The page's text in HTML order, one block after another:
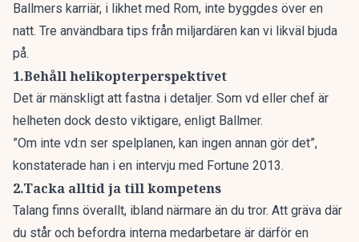
Ballmers karriär, i likhet med Rom, inte byggdes över en
natt. Tre användbara tips från miljardären kan vi likväl bjuda
på.
1.Behåll helikopterperspektivet
Det är mänskligt att fastna i detaljer. Som vd eller chef är
helheten dock desto viktigare, enligt Ballmer.
”Om inte vd:n ser spelplanen, kan ingen annan gör det”,
konstaterade han i en intervju med Fortune 2013.
2.Tacka alltid ja till kompetens
Talang finns överallt, ibland närmare än du tror. Att gräva där
du står och befordra interna medarbetare är därför en